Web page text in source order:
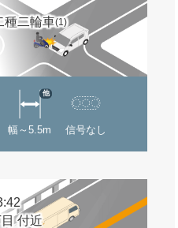
種二輪車(1)
幅～5.5m
他
信号なし
付近